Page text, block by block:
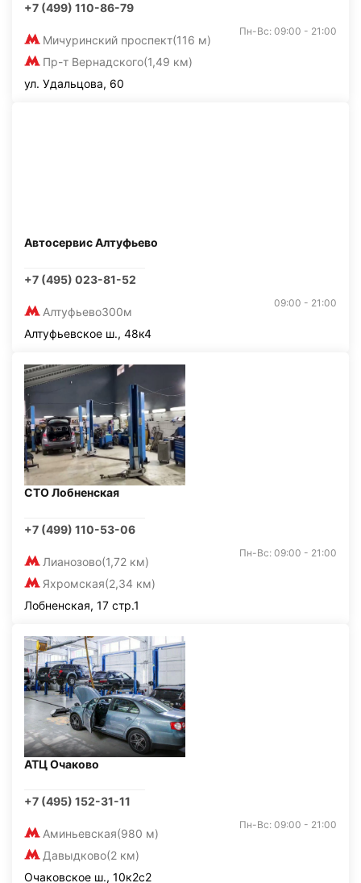
+7 (499) 110-86-79
Мичуринский проспект(116 м)
Пр-т Вернадского(1,49 км)
Пн-Вс: 09:00 - 21:00
ул. Удальцова, 60
Автосервис Алтуфьево
+7 (495) 023-81-52
Алтуфьево300м
09:00 - 21:00
Алтуфьевское ш., 48к4
СТО Лобненская
+7 (499) 110-53-06
Лианозово(1,72 км)
Яхромская(2,34 км)
Пн-Вс: 09:00 - 21:00
Лобненская, 17 стр.1
АТЦ Очаково
+7 (495) 152-31-11
Аминьевская(980 м)
Давыдково(2 км)
Пн-Вс: 09:00 - 21:00
Очаковское ш., 10к2с2